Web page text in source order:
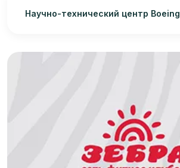
Научно-технический центр Boeing